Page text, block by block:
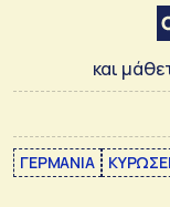
και
ΓΕΡΜΑΝΙΑ